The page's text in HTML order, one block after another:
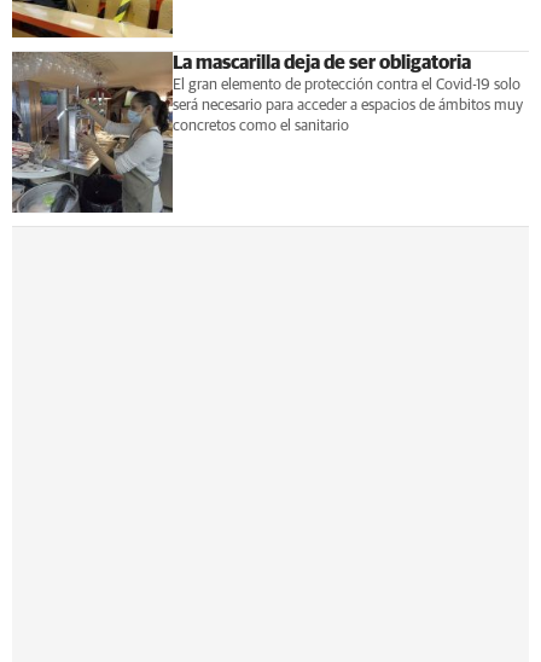
La mascarilla deja de ser obligatoria
El gran elemento de protección contra el Covid-19 solo
será necesario para acceder a espacios de ámbitos muy
concretos como el sanitario